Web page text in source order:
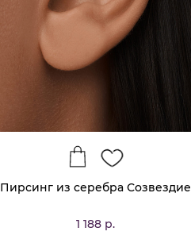
Пирсинг из серебра Созвездие
1 188 р.